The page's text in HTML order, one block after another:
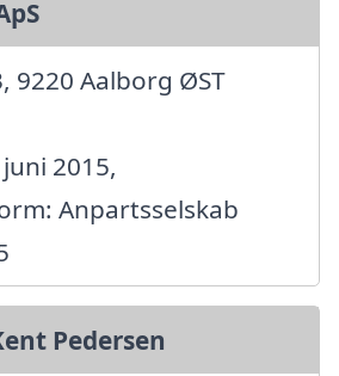
9220 Aalborg ØST
2015,
Anpartsselskab
Pedersen